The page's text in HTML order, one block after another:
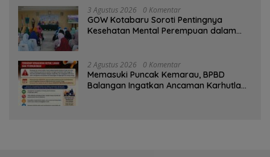
3 Agustus 2026 0 Komentar
GOW Kotabaru Soroti Pentingnya
Kesehatan Mental Perempuan dalam
2 Agustus 2026 0 Komentar
Memasuki Puncak Kemarau, BPBD
Balangan Ingatkan Ancaman Karhutla